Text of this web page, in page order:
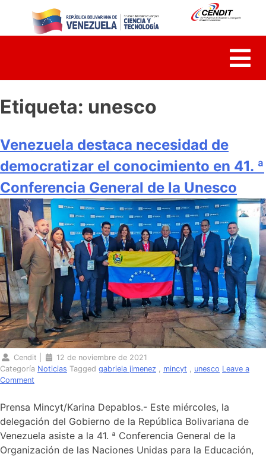
content
Etiqueta: unesco
Venezuela destaca necesidad de
democratizar el conocimiento en 41. ª
Conferencia General de la Unesco
Cendit
12 de noviembre de 2021
Categoría Noticias Tagged gabriela jimenez mincyt unesco Leave a
Comment
destaca
necesidad
de
democratizar
el
Prensa Mincyt/Karina Depablos.- Este miércoles, la
delegación del Gobierno de la República Bolivariana de
Venezuela asiste a la 41. ª Conferencia General de la
Organización de las Naciones Unidas para la Educación,